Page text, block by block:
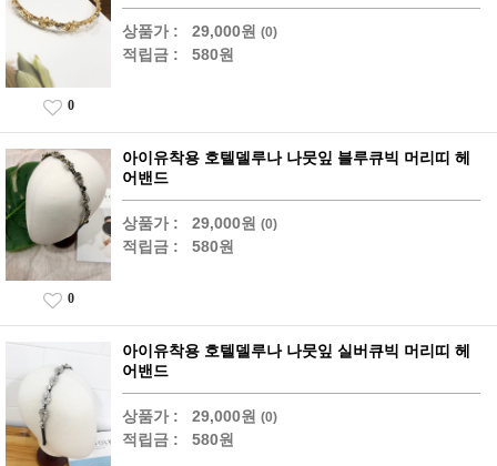
상품가 : 29,000원 (0)
적립금 : 580원
0
아이유착용 호텔델루나 나뭇잎 블루큐빅 머리띠 헤
어밴드
상품가 : 29,000원 (0)
적립금 : 580원
0
아이유착용 호텔델루나 나뭇잎 실버큐빅 머리띠 헤
어밴드
상품가 : 29,000원 (0)
적립금 : 580원